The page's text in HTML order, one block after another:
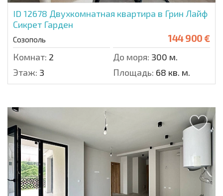
ID 12678 Двухкомнатная квартира в Грин Лайф
Сикрет Гарден
Созополь 144 900 €
Комнат: 2 До моря: 300 м.
Этаж: 3 Площадь: 68 кв. м.